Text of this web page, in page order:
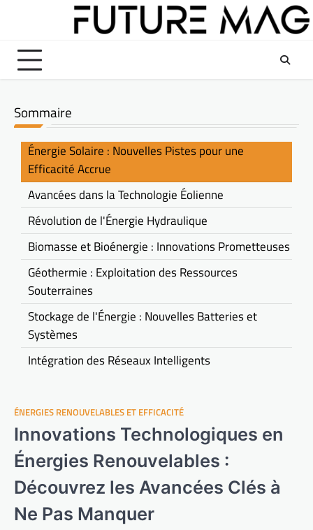
ÉNERGIES RENOUVELABLES ET EFFICACITÉ
Innovations Technologiques en
Énergies Renouvelables :
Découvrez les Avancées Clés à
Ne Pas Manquer
Sommaire
Énergie Solaire : Nouvelles Pistes pour une
Efficacité Accrue
Avancées dans la Technologie Éolienne
Révolution de l'Énergie Hydraulique
Biomasse et Bioénergie : Innovations Prometteuses
Géothermie : Exploitation des Ressources
Souterraines
Stockage de l'Énergie : Nouvelles Batteries et
Systèmes
Intégration des Réseaux Intelligents